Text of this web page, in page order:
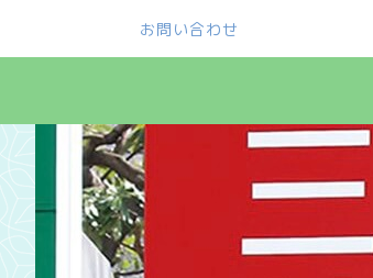
お問い合わせ